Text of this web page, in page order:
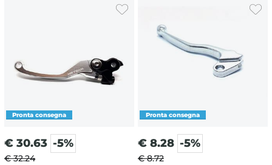
€ 30.63 -5%
€ 32.24
€ 8.28 -5%
€ 8.72